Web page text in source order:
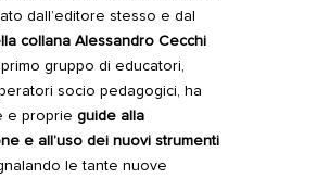
dall’editore stesso e dal
collana Alessandro Cecchi
primo gruppo di educatori,
socio pedagogici, ha
e proprie guide alla
e all’uso dei nuovi strumenti
le tante nuove